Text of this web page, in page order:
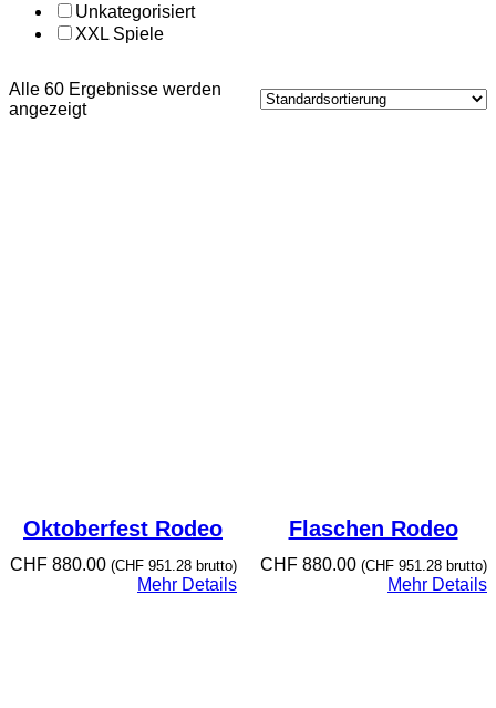
Unkategorisiert
XXL Spiele
Alle 60 Ergebnisse werden
angezeigt
Oktoberfest Rodeo
CHF880.00 (CHF951.28brutto)
Mehr Details
Flaschen Rodeo
CHF880.00 (CHF951.28brutto)
Mehr Details